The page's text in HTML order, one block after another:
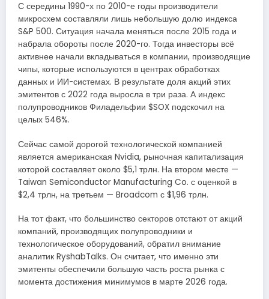
С середины 1990-х по 2010-е годы производители
микросхем составляли лишь небольшую долю индекса
S&P 500. Ситуация начала меняться после 2015 года и
набрала обороты после 2020-го. Тогда инвесторы всё
активнее начали вкладываться в компании, производящие
чипы, которые используются в центрах обработках
данных и ИИ-системах. В результате доля акций этих
эмитентов с 2022 года выросла в три раза. А индекс
полупроводников Филадельфии $SOX подскочил на
целых 546%.
Сейчас самой дорогой технологической компанией
является американская Nvidia, рыночная капитализация
которой составляет около $5,1 трлн. На втором месте —
Taiwan Semiconductor Manufacturing Co. с оценкой в
$2,4 трлн, на третьем — Broadcom с $1,96 трлн.
На тот факт, что большинство секторов отстают от акций
компаний, производящих полупроводники и
технологическое оборудований, обратил внимание
аналитик RyshabTalks. Он считает, что именно эти
эмитенты обеспечили большую часть роста рынка с
момента достижения минимумов в марте 2026 года.